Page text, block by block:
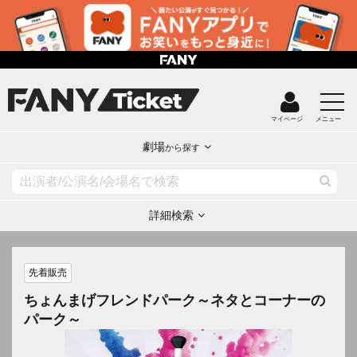
マイページ メニュー
劇場から探す
詳細検索
先着販売
ちょんまげフレンドパーク～ネタとコーナーの
パーク～